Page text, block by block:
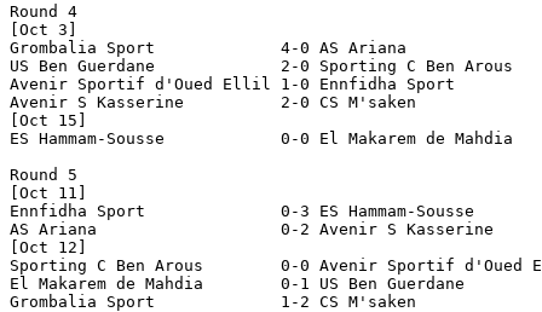
Round 4
[Oct 3]
Grombalia Sport		    4-0 AS Ariana
US Ben Guerdane		    2-0 Sporting C Ben Arous
Avenir Sportif d'Oued Ellil 1-0 Ennfidha Sport
Avenir S Kasserine	    2-0 CS M'saken
[Oct 15]
ES Hammam-Sousse	    0-0 El Makarem de Mahdia
Round 5
[Oct 11]
Ennfidha Sport		    0-3 ES Hammam-Sousse
AS Ariana		    0-2 Avenir S Kasserine
[Oct 12]
Sporting C Ben Arous	    0-0 Avenir Sportif d'Oued Ellil
El Makarem de Mahdia	    0-1 US Ben Guerdane
Grombalia Sport		    1-2 CS M'saken